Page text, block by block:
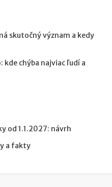
skutočný význam a kedy
chýba najviac ľudí a
od 1.1.2027: návrh
a fakty